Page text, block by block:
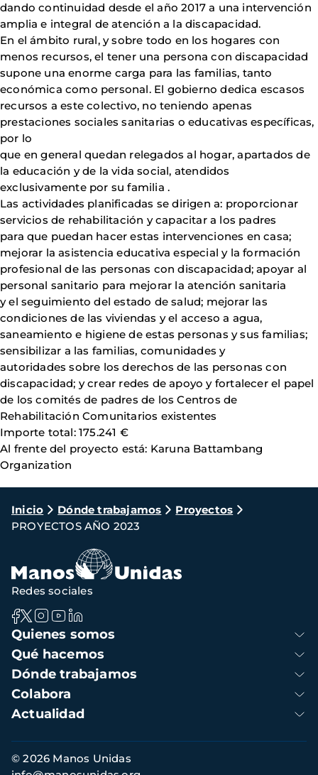
dando continuidad desde el año 2017 a una intervención
amplia e integral de atención a la discapacidad.
En el ámbito rural, y sobre todo en los hogares con
menos recursos, el tener una persona con discapacidad
supone una enorme carga para las familias, tanto
económica como personal. El gobierno dedica escasos
recursos a este colectivo, no teniendo apenas
prestaciones sociales sanitarias o educativas específicas,
por lo
que en general quedan relegados al hogar, apartados de
la educación y de la vida social, atendidos
exclusivamente por su familia .
Las actividades planificadas se dirigen a: proporcionar
servicios de rehabilitación y capacitar a los padres
para que puedan hacer estas intervenciones en casa;
mejorar la asistencia educativa especial y la formación
profesional de las personas con discapacidad; apoyar al
personal sanitario para mejorar la atención sanitaria
y el seguimiento del estado de salud; mejorar las
condiciones de las viviendas y el acceso a agua,
saneamiento e higiene de estas personas y sus familias;
sensibilizar a las familias, comunidades y
autoridades sobre los derechos de las personas con
discapacidad; y crear redes de apoyo y fortalecer el papel
de los comités de padres de los Centros de
Rehabilitación Comunitarios existentes
Importe total: 175.241 €
Al frente del proyecto está: Karuna Battambang
Organization
Ruta
de
navegación
Inicio Dónde trabajamos
Proyectos
PROYECTOS AÑO 2023
Navegación
principal
Quienes somos
Qué hacemos
Dónde trabajamos
Colabora
Actualidad
Redes sociales
Información
de
© 2026 Manos Unidas